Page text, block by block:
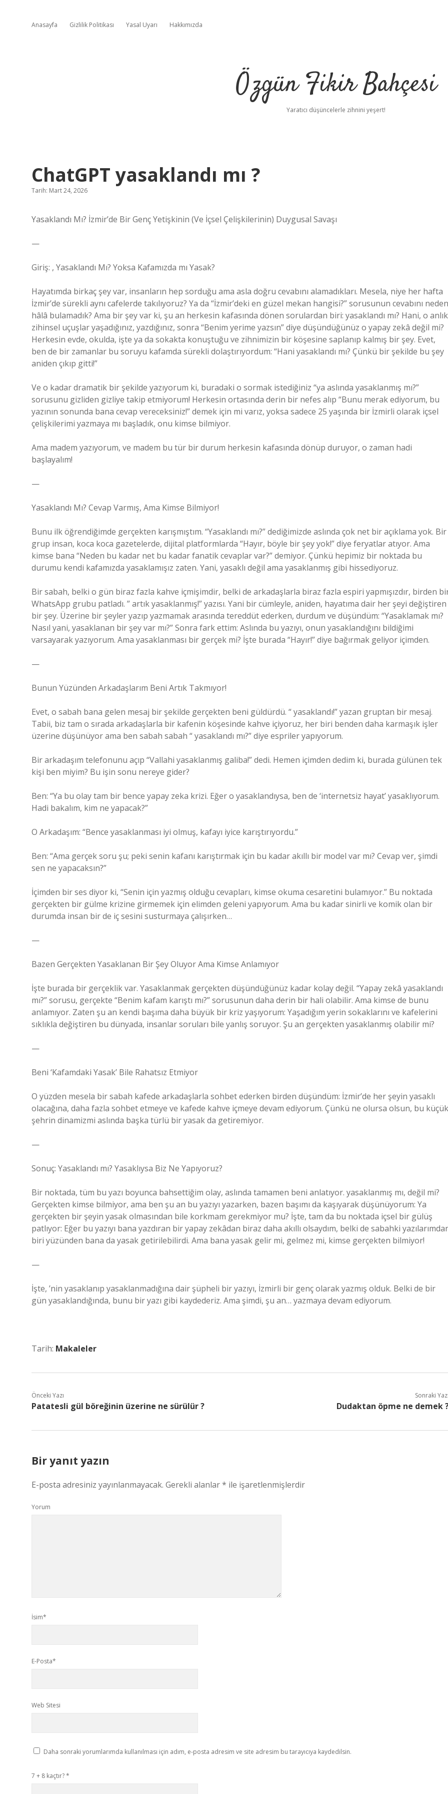
Anasayfa Gizlilik Politikası Yasal Uyarı Hakkımızda
Özgün Fikir Bahçesi
Yaratıcı düşüncelerle zihnini yeşert!
ChatGPT yasaklandı mı ?
Tarih: Mart 24, 2026
Yasaklandı Mı? İzmir’de Bir Genç Yetişkinin (Ve İçsel Çelişkilerinin) Duygusal Savaşı
—
Giriş: , Yasaklandı Mı? Yoksa Kafamızda mı Yasak?
Hayatımda birkaç şey var, insanların hep sorduğu ama asla doğru cevabını alamadıkları. Mesela, niye her hafta
İzmir’de sürekli aynı cafelerde takılıyoruz? Ya da “İzmir’deki en güzel mekan hangisi?” sorusunun cevabını neden
hâlâ bulamadık? Ama bir şey var ki, şu an herkesin kafasında dönen sorulardan biri: yasaklandı mı? Hani, o anlık
zihinsel uçuşlar yaşadığınız, yazdığınız, sonra “Benim yerime yazsın” diye düşündüğünüz o yapay zekâ değil mi?
Herkesin evde, okulda, işte ya da sokakta konuştuğu ve zihnimizin bir köşesine saplanıp kalmış bir şey. Evet,
ben de bir zamanlar bu soruyu kafamda sürekli dolaştırıyordum: “Hani yasaklandı mı? Çünkü bir şekilde bu şey
aniden çıkıp gitti!”
Ve o kadar dramatik bir şekilde yazıyorum ki, buradaki o sormak istediğiniz “ya aslında yasaklanmış mı?”
sorusunu gizliden gizliye takip etmiyorum! Herkesin ortasında derin bir nefes alıp “Bunu merak ediyorum, bu
yazının sonunda bana cevap vereceksiniz!” demek için mi varız, yoksa sadece 25 yaşında bir İzmirli olarak içsel
çelişkilerimi yazmaya mı başladık, onu kimse bilmiyor.
Ama madem yazıyorum, ve madem bu tür bir durum herkesin kafasında dönüp duruyor, o zaman hadi
başlayalım!
—
Yasaklandı Mı? Cevap Varmış, Ama Kimse Bilmiyor!
Bunu ilk öğrendiğimde gerçekten karışmıştım. “Yasaklandı mı?” dediğimizde aslında çok net bir açıklama yok. Bir
grup insan, koca koca gazetelerde, dijital platformlarda “Hayır, böyle bir şey yok!” diye feryatlar atıyor. Ama
kimse bana “Neden bu kadar net bu kadar fanatik cevaplar var?” demiyor. Çünkü hepimiz bir noktada bu
durumu kendi kafamızda yasaklamışız zaten. Yani, yasaklı değil ama yasaklanmış gibi hissediyoruz.
Bir sabah, belki o gün biraz fazla kahve içmişimdir, belki de arkadaşlarla biraz fazla espiri yapmışızdır, birden
WhatsApp grubu patladı. ” artık yasaklanmış!” yazısı. Yani bir cümleyle, aniden, hayatıma dair her şeyi değiştiren
bir şey. Üzerine bir şeyler yazıp yazmamak arasında tereddüt ederken, durdum ve düşündüm: “Yasaklamak mı?
Nasıl yani, yasaklanan bir şey var mı?” Sonra fark ettim: Aslında bu yazıyı, onun yasaklandığını bildiğimi
varsayarak yazıyorum. Ama yasaklanması bir gerçek mi? İşte burada “Hayır!” diye bağırmak geliyor içimden.
—
Bunun Yüzünden Arkadaşlarım Beni Artık Takmıyor!
Evet, o sabah bana gelen mesaj bir şekilde gerçekten beni güldürdü. “ yasaklandı!” yazan gruptan bir mesaj.
Tabii, biz tam o sırada arkadaşlarla bir kafenin köşesinde kahve içiyoruz, her biri benden daha karmaşık işler
üzerine düşünüyor ama ben sabah sabah “ yasaklandı mı?” diye espriler yapıyorum.
Bir arkadaşım telefonunu açıp “Vallahi yasaklanmış galiba!” dedi. Hemen içimden dedim ki, burada gülünen tek
kişi ben miyim? Bu işin sonu nereye gider?
Ben: “Ya bu olay tam bir bence yapay zeka krizi. Eğer o yasaklandıysa, ben de ‘internetsiz hayat’ yasaklıyorum.
Hadi bakalım, kim ne yapacak?”
O Arkadaşım: “Bence yasaklanması iyi olmuş, kafayı iyice karıştırıyordu.”
Ben: “Ama gerçek soru şu; peki senin kafanı karıştırmak için bu kadar akıllı bir model var mı? Cevap ver, şimdi
sen ne yapacaksın?”
İçimden bir ses diyor ki, “Senin için yazmış olduğu cevapları, kimse okuma cesaretini bulamıyor.” Bu noktada
gerçekten bir gülme krizine girmemek için elimden geleni yapıyorum. Ama bu kadar sinirli ve komik olan bir
durumda insan bir de iç sesini susturmaya çalışırken…
—
Bazen Gerçekten Yasaklanan Bir Şey Oluyor Ama Kimse Anlamıyor
İşte burada bir gerçeklik var. Yasaklanmak gerçekten düşündüğünüz kadar kolay değil. “Yapay zekâ yasaklandı
mı?” sorusu, gerçekte “Benim kafam karıştı mı?” sorusunun daha derin bir hali olabilir. Ama kimse de bunu
anlamıyor. Zaten şu an kendi başıma daha büyük bir kriz yaşıyorum: Yaşadığım yerin sokaklarını ve kafelerini
sıklıkla değiştiren bu dünyada, insanlar soruları bile yanlış soruyor. Şu an gerçekten yasaklanmış olabilir mi?
—
Beni ‘Kafamdaki Yasak’ Bile Rahatsız Etmiyor
O yüzden mesela bir sabah kafede arkadaşlarla sohbet ederken birden düşündüm: İzmir’de her şeyin yasaklı
olacağına, daha fazla sohbet etmeye ve kafede kahve içmeye devam ediyorum. Çünkü ne olursa olsun, bu küçük
şehrin dinamizmi aslında başka türlü bir yasak da getiremiyor.
—
Sonuç: Yasaklandı mı? Yasaklıysa Biz Ne Yapıyoruz?
Bir noktada, tüm bu yazı boyunca bahsettiğim olay, aslında tamamen beni anlatıyor. yasaklanmış mı, değil mi?
Gerçekten kimse bilmiyor, ama ben şu an bu yazıyı yazarken, bazen başımı da kaşıyarak düşünüyorum: Ya
gerçekten bir şeyin yasak olmasından bile korkmam gerekmiyor mu? İşte, tam da bu noktada içsel bir gülüş
patlıyor: Eğer bu yazıyı bana yazdıran bir yapay zekâdan biraz daha akıllı olsaydım, belki de sabahki
biri yüzünden bana da yasak getirilebilirdi. Ama bana yasak gelir mi, gelmez mi, kimse gerçekten bilmiyor!
—
İşte, ’nin yasaklanıp yasaklanmadığına dair şüpheli bir yazıyı, İzmirli bir genç olarak yazmış olduk. Belki de bir
gün yasaklandığında, bunu bir yazı gibi kaydederiz. Ama şimdi, şu an… yazmaya devam ediyorum.
Tarih: Makaleler
Önceki Yazı
Patatesli gül böreğinin üzerine ne sürülür ?
Sonraki
Dudaktan öpme ne demek
Bir yanıt yazın
E-posta adresiniz yayınlanmayacak. Gerekli alanlar* ile işaretlenmişlerdir
Yorum
İsim*
E-Posta*
Web Sitesi
Daha sonraki yorumlarımda kullanılması için adım, e-posta adresim ve site adresim bu tarayıcıya kaydedilsin.
7 + 8 kaçtır?*